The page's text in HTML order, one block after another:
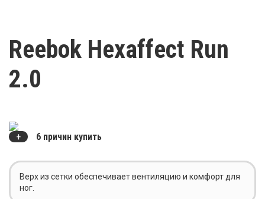
Reebok Hexaffect Run
2.0
6 причин купить
Верх из сетки обеспечивает вентиляцию и комфорт для
ног.